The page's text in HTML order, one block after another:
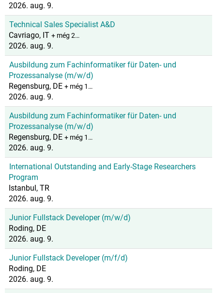
2026. aug. 9.
Technical Sales Specialist A&D
Cavriago, IT + még 2…
2026. aug. 9.
Ausbildung zum Fachinformatiker für Daten- und
Prozessanalyse (m/w/d)
Regensburg, DE + még 1…
2026. aug. 9.
Ausbildung zum Fachinformatiker für Daten- und
Prozessanalyse (m/w/d)
Regensburg, DE + még 1…
2026. aug. 9.
International Outstanding and Early-Stage Researchers
Program
Istanbul, TR
2026. aug. 9.
Junior Fullstack Developer (m/w/d)
Roding, DE
2026. aug. 9.
Junior Fullstack Developer (m/f/d)
Roding, DE
2026. aug. 9.